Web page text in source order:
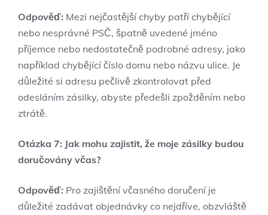
Odpověď: Mezi nejčastější chyby patří chybějící
nebo nesprávné PSČ, špatně uvedené jméno
příjemce nebo nedostatečně podrobné adresy, jako
například chybějící číslo domu nebo názvu ulice. Je
důležité si adresu pečlivě zkontrolovat před
odesláním zásilky, abyste předešli zpožděním nebo
ztrátě.
Otázka 7: Jak mohu zajistit, že moje zásilky budou
doručovány včas?
Odpověď: Pro zajištění včasného doručení je
důležité zadávat objednávky co nejdříve, obzvláště